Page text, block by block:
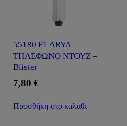
55180 F1 ARYA
ΤΗΛΕΦΩΝΟ ΝΤΟΥΖ –
Blister
7,80 €
Προσθήκη στο καλάθι